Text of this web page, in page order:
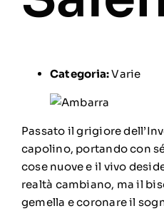
Categoria:Varie
Passato il grigiore
capolino, portando con
cose nuove e il vivo
realtà cambiano, ma il
gemella e coronare il